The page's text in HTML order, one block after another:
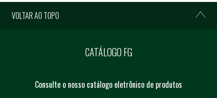
VOLTAR AO TOPO
CATÁLOGO FG
Consulte o nosso catálogo eletrônico de produtos